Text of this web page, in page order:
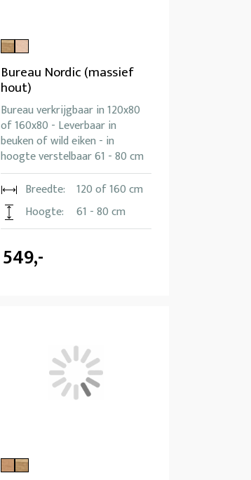
Bureau Nordic (massief
hout)
Bureau verkrijgbaar in 120x80
of 160x80 - Leverbaar in
beuken of wild eiken - in
hoogte verstelbaar 61 - 80 cm
Breedte:
120 of 160 cm
Hoogte:
61 - 80 cm
549,-